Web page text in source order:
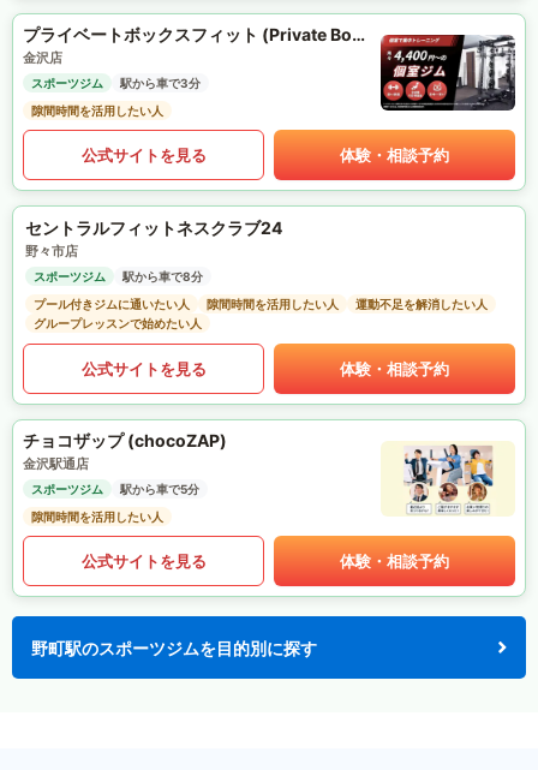
プライベートボックスフィット (Private Box Fit)
金沢店
スポーツジム
駅から車で3分
隙間時間を活用したい人
公式サイトを見る 体験・相談予約
セントラルフィットネスクラブ24
野々市店
スポーツジム
駅から車で8分
プール付きジムに通いたい人
隙間時間を活用したい人
運動不足を解消したい人
グループレッスンで始めたい人
公式サイトを見る 体験・相談予約
チョコザップ (chocoZAP)
金沢駅通店
スポーツジム
駅から車で5分
隙間時間を活用したい人
公式サイトを見る 体験・相談予約
野町駅のスポーツジムを目的別に探す